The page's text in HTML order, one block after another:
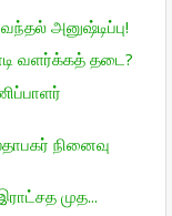
அனுஷ்டிப்பு!
வளர்க்கத் தடை?
நினைவு
முத...